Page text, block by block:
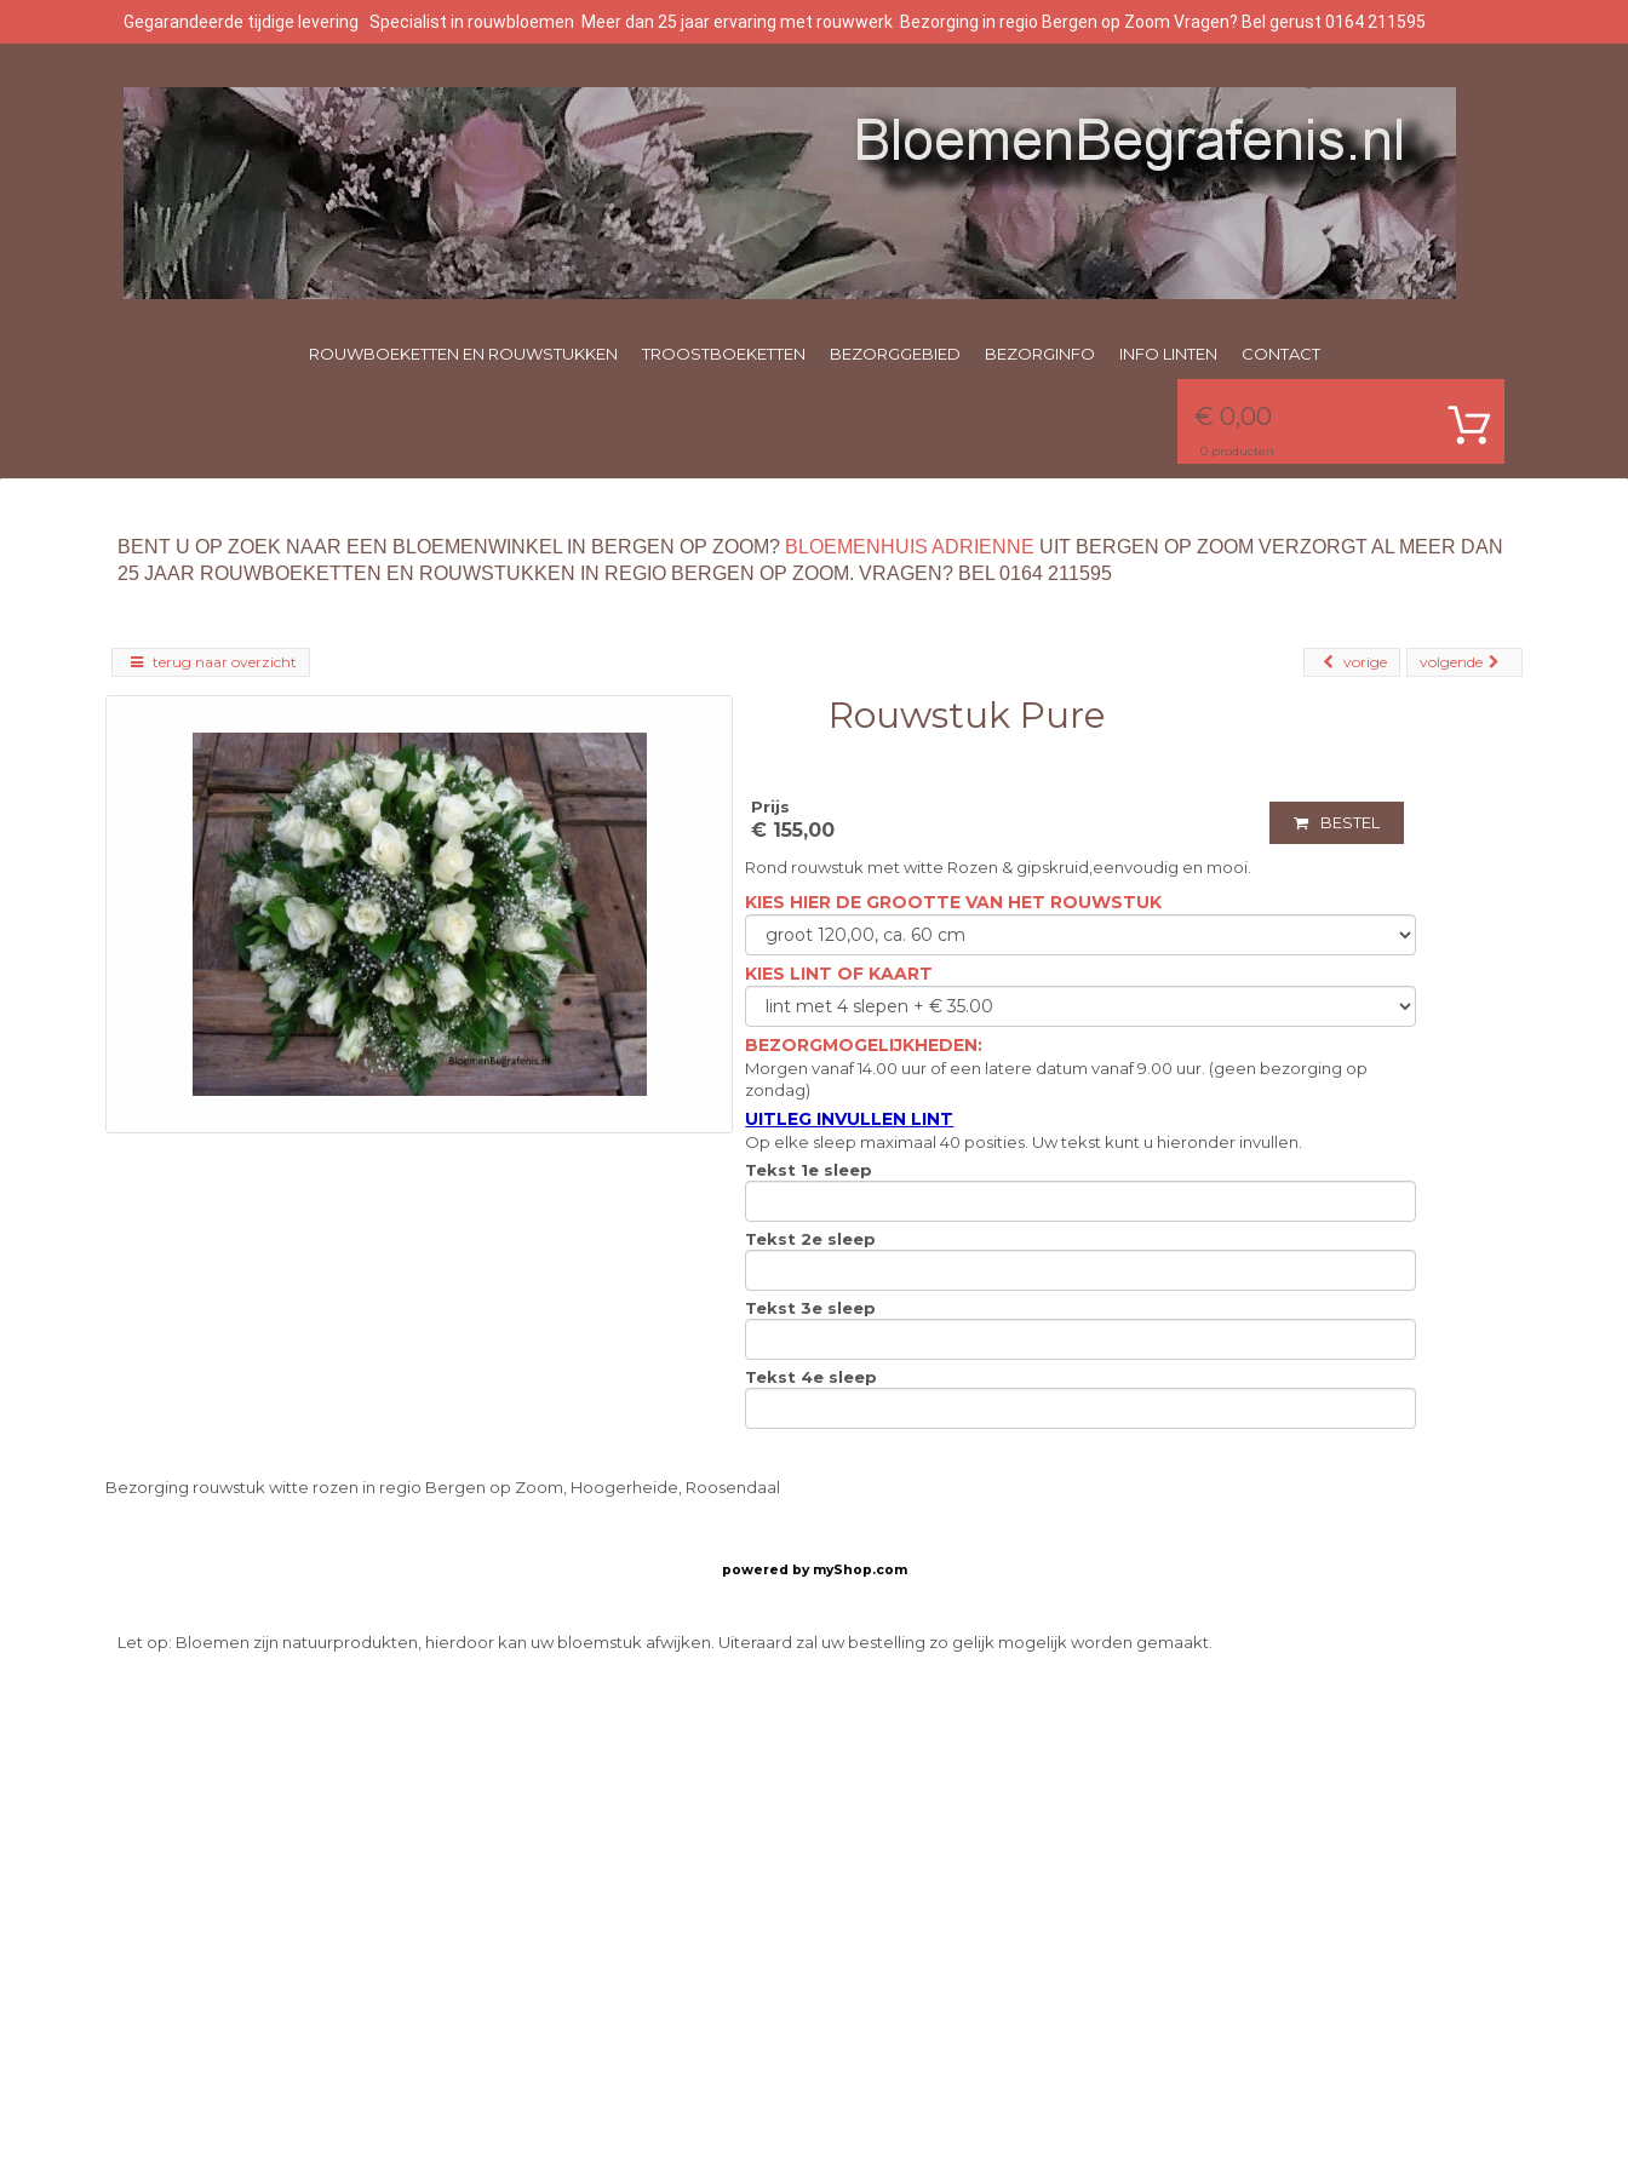
Gegarandeerde tijdige levering Specialist in rouwbloemen Meer dan 25 jaar ervaring met rouwwerk Bezorging in regio Bergen op Zoom Vragen? Bel gerust 0164 211595
ROUWBOEKETTEN EN ROUWSTUKKEN TROOSTBOEKETTEN BEZORGGEBIED BEZORGINFO INFO LINTEN CONTACT
€ 0,00
0 producten
BENT U OP ZOEK NAAR EEN BLOEMENWINKEL IN BERGEN OP ZOOM? BLOEMENHUIS ADRIENNE UIT BERGEN OP ZOOM VERZORGT AL MEER DAN
25 JAAR ROUWBOEKETTEN EN ROUWSTUKKEN IN REGIO BERGEN OP ZOOM. VRAGEN? BEL 0164 211595
terug naar overzicht volgende
vorige
Rouwstuk Pure
Prijs
€ 155,00 BESTEL
Rond rouwstuk met witte Rozen & gipskruid,eenvoudig en mooi.
KIES HIER DE GROOTTE VAN HET ROUWSTUK
KIES LINT OF KAART
BEZORGMOGELIJKHEDEN:
Morgen vanaf 14.00 uur of een latere datum vanaf 9.00 uur. (geen bezorging op
zondag)
UITLEG INVULLEN LINT
Op elke sleep maximaal 40 posities. Uw tekst kunt u hieronder invullen.
Tekst 1e sleep
Tekst 2e sleep
Tekst 3e sleep
Tekst 4e sleep
Bezorging rouwstuk witte rozen in regio Bergen op Zoom, Hoogerheide, Roosendaal
powered by myShop.com
Let op: Bloemen zijn natuurprodukten, hierdoor kan uw bloemstuk afwijken. Uiteraard zal uw bestelling zo gelijk mogelijk worden gemaakt.